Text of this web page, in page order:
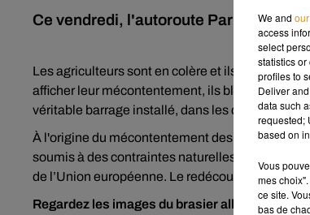
Ce vendredi, l'autoroute Paris-
Les agriculteurs sont en colère et ils le font
afficher leur mécontentement, ils bloquent
véritable barrage installé, dans les deux sens, à
À l'origine du mécontentement des agriculteurs
soumis à des contraintes naturelles. Lorsqu’ils
de l’Union européenne. Le redécoupage de
Regardez les images du brasier allumé à
We and
access
select
statistics
profiles to
Deliver
data such
requested;
based on
Vous
mes
ce site.
bas de